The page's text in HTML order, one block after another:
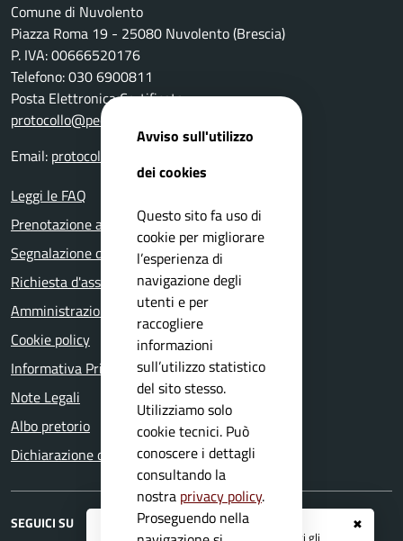
✖
Registrati ai serviziAPP IO e ricevi tutti gli
Comune di Nuvolento
Piazza Roma 19 - 25080 Nuvolento (Brescia)
P. IVA: 00666520176
Telefono: 030 6900811
Posta Elettronica Certificata:
protocollo@pec.comune.nuvolento.bs.it
Email: protocollo@comune.nuvolento.bs.it
Leggi le FAQ
Prenotazione appuntamento
Segnalazione disservizio
Richiesta d'assistenza
Amministrazione trasparente
Cookie policy
Informativa Privacy
Note Legali
Albo pretorio
Dichiarazione di accessibilità
SEGUICI SU
Avviso sull'utilizzo
dei cookies
Questo sito fa uso di
cookie per migliorare
l’esperienza di
navigazione degli
utenti e per
raccogliere
informazioni
sull’utilizzo statistico
del sito stesso.
Utilizziamo solo
cookie tecnici. Può
conoscere i dettagli
consultando la
nostra privacy policy.
Proseguendo nella